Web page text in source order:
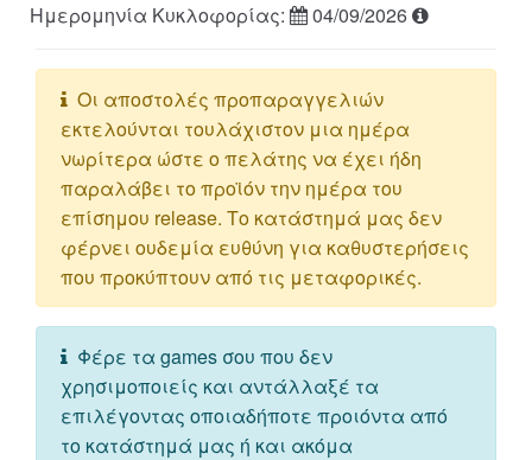
Ημερομηνία Κυκλοφορίας: 04/09/2026
Οι αποστολές προπαραγγελιών
εκτελούνται τουλάχιστον μια ημέρα
νωρίτερα ώστε ο πελάτης να έχει ήδη
παραλάβει το προϊόν την ημέρα του
επίσημου release. Το κατάστημά μας δεν
φέρνει ουδεμία ευθύνη για καθυστερήσεις
που προκύπτουν από τις μεταφορικές.
Φέρε τα games σου που δεν
χρησιμοποιείς και αντάλλαξέ τα
επιλέγοντας οποιαδήποτε προιόντα από
το κατάστημά μας ή και ακόμα